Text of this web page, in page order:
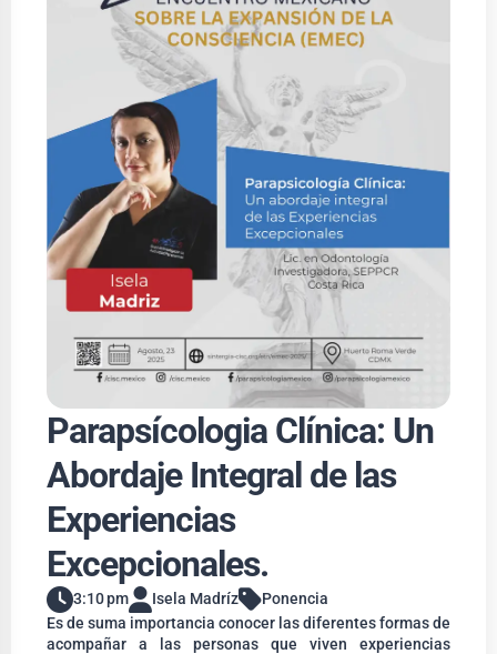
Parapsícologia Clínica: Un
Abordaje Integral de las
Experiencias
Excepcionales.
3:10 pm Isela Madríz
Ponencia
Es de suma importancia conocer las diferentes formas de
acompañar a las personas que viven experiencias